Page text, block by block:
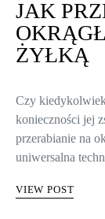
JAK
ŻYŁKĄ
Czy
konieczności jej
przerabianie na
uniwersalna
VIEW POST